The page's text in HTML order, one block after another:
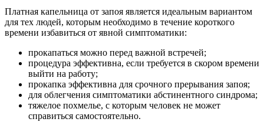
Платная капельница от запоя является идеальным вариантом
для тех людей, которым необходимо в течение короткого
времени избавиться от явной симптоматики:
прокапаться можно перед важной встречей;
процедура эффективна, если требуется в скором времени
выйти на работу;
прокапка эффективна для срочного прерывания запоя;
для облегчения симптоматики абстинентного синдрома;
тяжелое похмелье, с которым человек не может
справиться самостоятельно.